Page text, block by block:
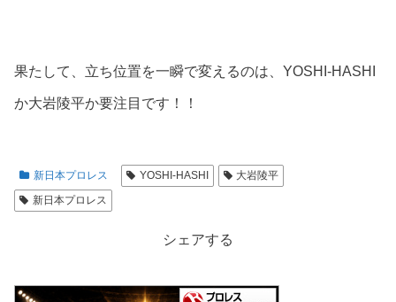
果たして、立ち位置を一瞬で変えるのは、YOSHI-HASHI
か大岩陵平か要注目です！！
新日本プロレス YOSHI-HASHI
大岩陵平
新日本プロレス
シェアする